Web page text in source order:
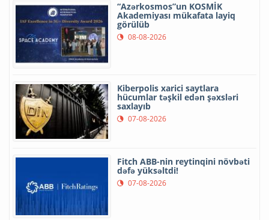
“Azərkosmos”un KOSMİK
Akademiyası mükafata layiq
görülüb
08-08-2026
Kiberpolis xarici saytlara
hücumlar təşkil edən şəxsləri
saxlayıb
07-08-2026
Fitch ABB-nin reytinqini növbəti
dəfə yüksəltdi!
07-08-2026